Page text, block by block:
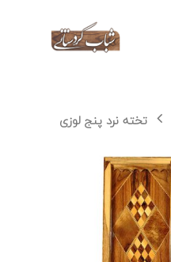
تخته نرد پنج لوزی